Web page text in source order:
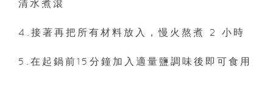
清水煮滾
4.接著再把所有材料放入，慢火熬煮 2 小時
5.在起鍋前15分鐘加入適量鹽調味後即可食用